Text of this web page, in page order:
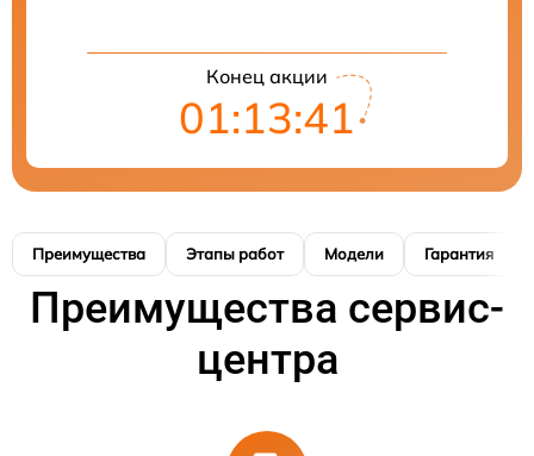
Конец акции
01:13:41
Преимущества Этапы работ Модели Гарантия
Преимущества сервис-
центра